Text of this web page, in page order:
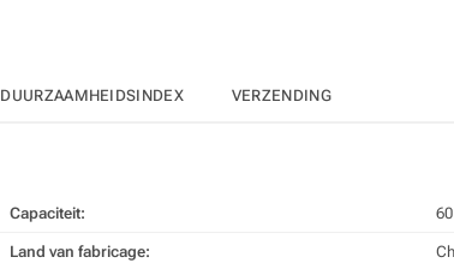
DUURZAAMHEIDSINDEX VERZENDING
Capaciteit:
Land van fabricage: